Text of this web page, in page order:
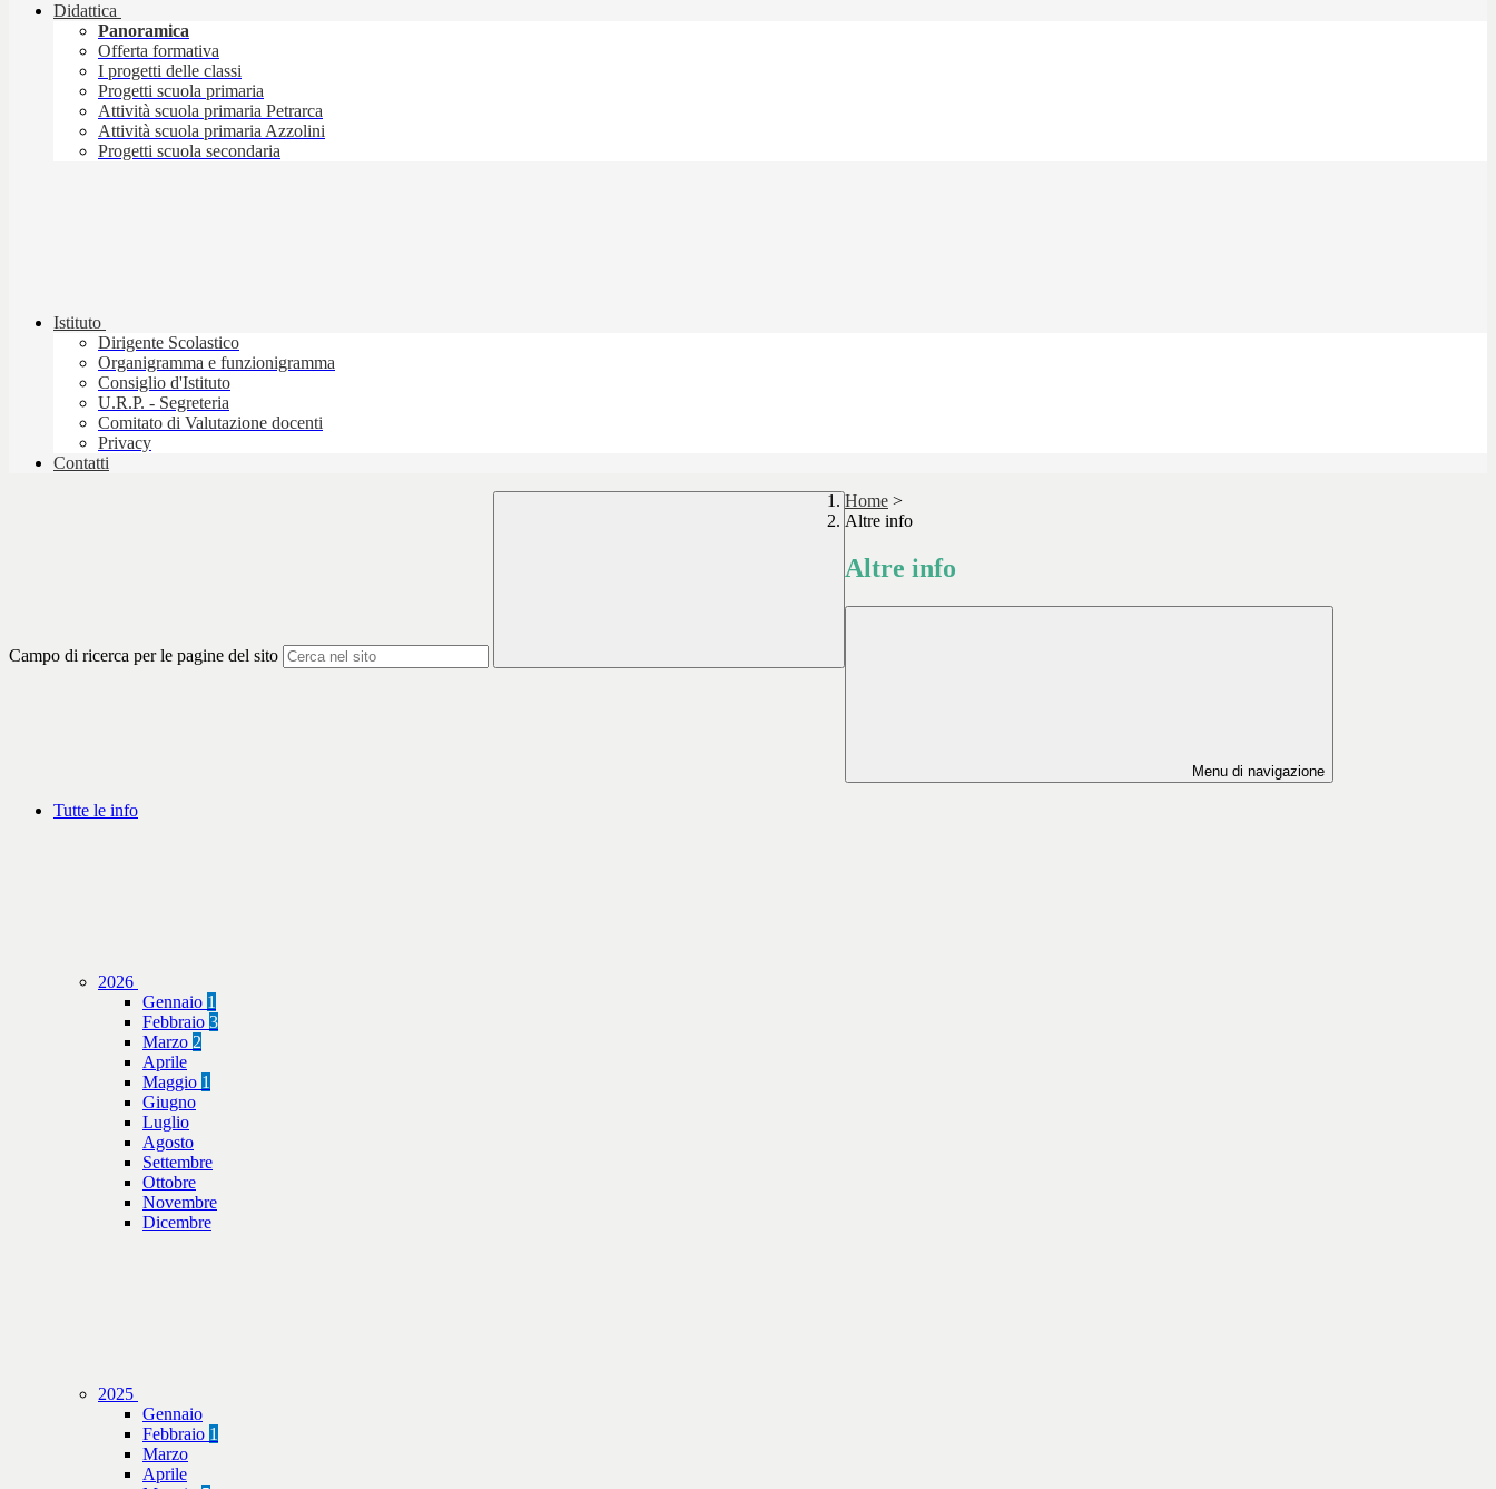
Didattica
Panoramica
Offerta formativa
I progetti delle classi
Progetti scuola primaria
Attività scuola primaria Petrarca
Attività scuola primaria Azzolini
Progetti scuola secondaria
Istituto
Dirigente Scolastico
Organigramma e funzionigramma
Consiglio d'Istituto
U.R.P. - Segreteria
Comitato di Valutazione docenti
Privacy
Contatti
Campo di ricerca per le pagine del sito
Home >
Altre info
Altre info
Menu di navigazione
Tutte le info
2026
Gennaio 1
Febbraio 3
Marzo 2
Aprile
Maggio 1
Giugno
Luglio
Agosto
Settembre
Ottobre
Novembre
Dicembre
2025
Gennaio
Febbraio 1
Marzo
Aprile